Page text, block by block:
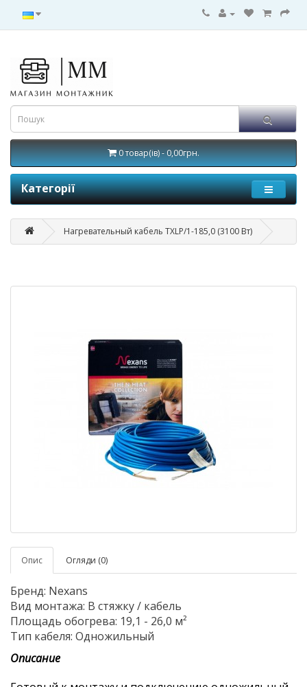
0 товар(ів) - 0,00грн.
Категорії
Нагревательный кабель TXLP/1-185,0 (3100 Вт)
Опис Огляди (0)
Бренд: Nexans
Вид монтажа: В стяжку / кабель
Площадь обогрева: 19,1 - 26,0 м²
Тип кабеля: Одножильный
Описание